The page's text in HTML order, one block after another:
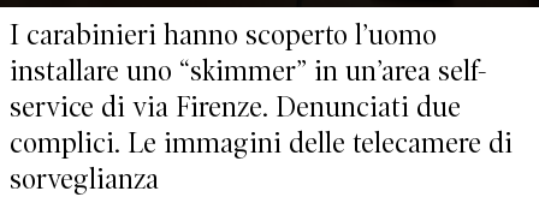
I carabinieri hanno scoperto l’uomo
installare uno “skimmer” in un’area self-
service di via Firenze. Denunciati due
complici. Le immagini delle telecamere di
sorveglianza